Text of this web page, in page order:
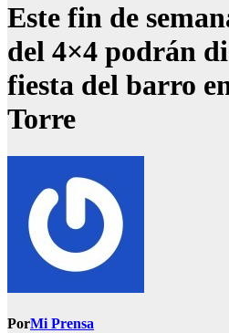
Este fin de
del 4×4 podrán
fiesta del barro
Torre
PorMi Prensa